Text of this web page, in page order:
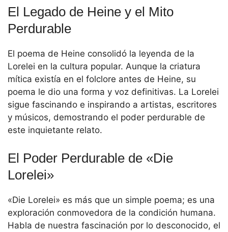
El Legado de Heine y el Mito
Perdurable
El poema de Heine consolidó la leyenda de la
Lorelei en la cultura popular. Aunque la criatura
mítica existía en el folclore antes de Heine, su
poema le dio una forma y voz definitivas. La Lorelei
sigue fascinando e inspirando a artistas, escritores
y músicos, demostrando el poder perdurable de
este inquietante relato.
El Poder Perdurable de «Die
Lorelei»
«Die Lorelei» es más que un simple poema; es una
exploración conmovedora de la condición humana.
Habla de nuestra fascinación por lo desconocido, el